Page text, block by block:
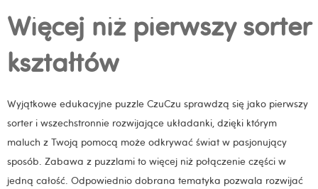
Więcej niż pierwszy sorter
kształtów
Wyjątkowe edukacyjne puzzle CzuCzu sprawdzą się jako pierwszy
sorter i wszechstronnie rozwijające układanki, dzięki którym
maluch z Twoją pomocą może odkrywać świat w pasjonujący
sposób. Zabawa z puzzlami to więcej niż połączenie części w
jedną całość. Odpowiednio dobrana tematyka pozwala rozwijać